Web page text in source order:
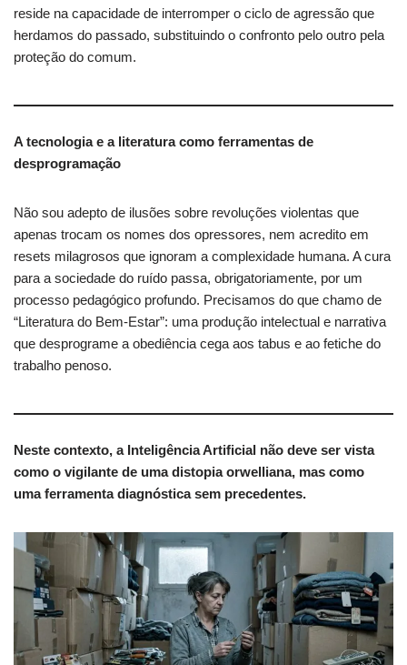
reside na capacidade de interromper o ciclo de agressão que
herdamos do passado, substituindo o confronto pelo outro pela
proteção do comum.
A tecnologia e a literatura como ferramentas de
desprogramação
Não sou adepto de ilusões sobre revoluções violentas que
apenas trocam os nomes dos opressores, nem acredito em
resets milagrosos que ignoram a complexidade humana. A cura
para a sociedade do ruído passa, obrigatoriamente, por um
processo pedagógico profundo. Precisamos do que chamo de
“Literatura do Bem-Estar”: uma produção intelectual e narrativa
que desprograme a obediência cega aos tabus e ao fetiche do
trabalho penoso.
Neste contexto, a Inteligência Artificial não deve ser vista
como o vigilante de uma distopia orwelliana, mas como
uma ferramenta diagnóstica sem precedentes.